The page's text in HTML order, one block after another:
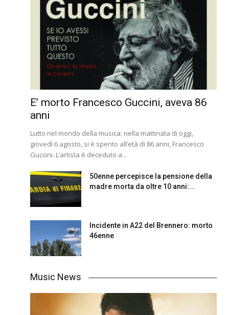
E’ morto Francesco Guccini, aveva 86
anni
Lutto nel mondo della musica: nella mattinata di oggi,
giovedì 6 agosto, si è spento all’età di 86 anni, Francesco
Guccini. L’artista è deceduto a...
50enne percepisce la pensione della
madre morta da oltre 10 anni:...
Incidente in A22 del Brennero: morto
46enne
Music News